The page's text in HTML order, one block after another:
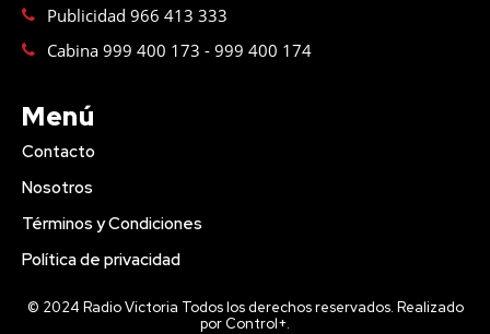
Publicidad 966 413 333
Cabina 999 400 173 - 999 400 174
Menú
Contacto
Nosotros
Términos y Condiciones
Política de privacidad
© 2024 Radio Victoria Todos los derechos reservados. Realizado
por Control+.